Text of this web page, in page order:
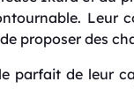
Leur
proposer des
parfait de leur